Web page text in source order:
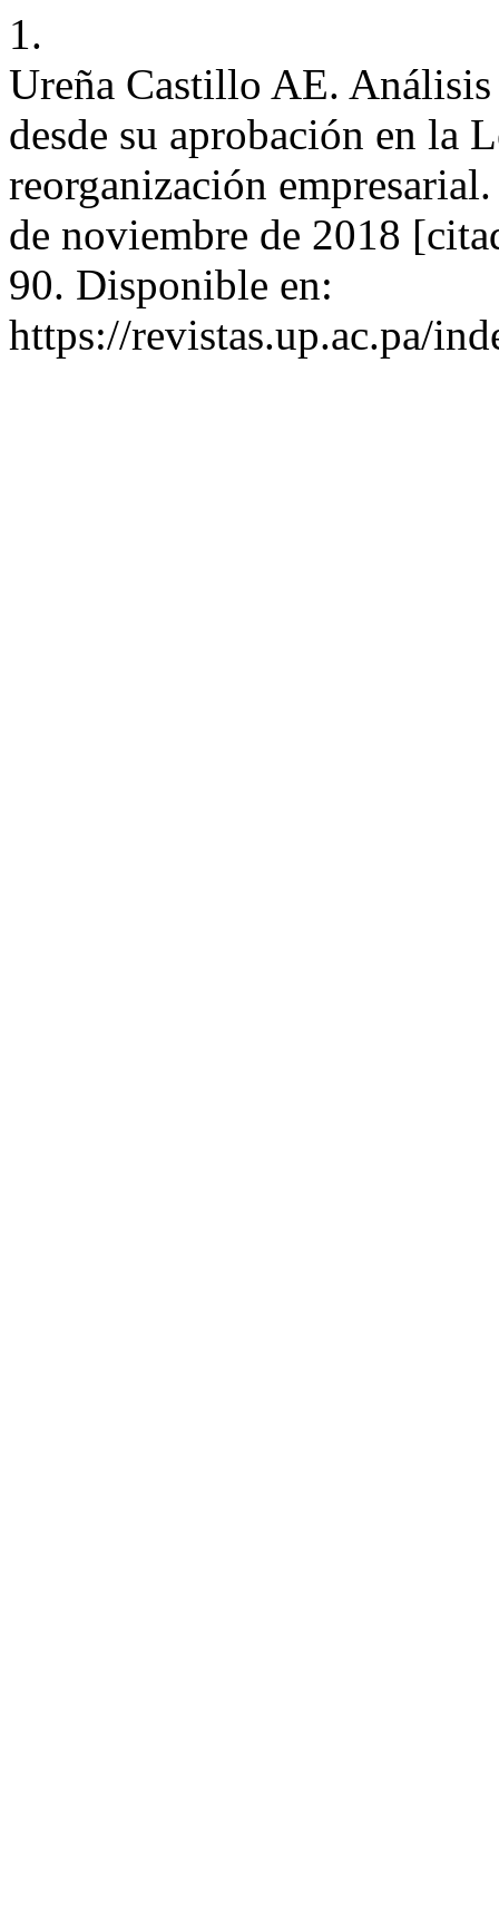
1.
Ureña Castillo AE. Análisis
desde su aprobación en la
reorganización
de noviembre de 2018
90. Disponible en:
https://revistas.up.ac.pa/